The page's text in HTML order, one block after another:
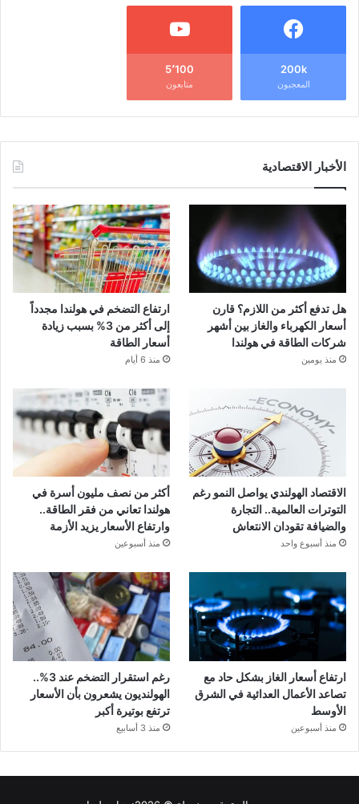
200k
المعجبون
5٬100
متابعون
الأخبار الاقتصادية
هل تدفع أكثر من اللازم؟ قارن
أسعار الكهرباء والغاز بين أشهر
شركات الطاقة في هولندا
منذ يومين
ارتفاع التضخم في هولندا مجدداً
إلى أكثر من 3% بسبب زيادة
أسعار الطاقة
منذ 6 أيام
الاقتصاد الهولندي يواصل النمو رغم
التوترات العالمية.. التجارة
والضيافة تقودان الانتعاش
منذ أسبوع واحد
أكثر من نصف مليون أسرة في
هولندا تعاني من فقر الطاقة..
وارتفاع الأسعار يزيد الأزمة
منذ أسبوعين
ارتفاع أسعار الغاز بشكل حاد مع
تصاعد الأعمال العدائية في الشرق
الأوسط
منذ أسبوعين
رغم استقرار التضخم عند 3%..
الهولنديون يشعرون بأن الأسعار
ترتفع بوتيرة أكبر
منذ 3 أسابيع